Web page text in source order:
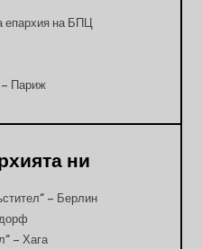
епархия на БПЦ
– Париж
ни
– Берлин
– Хага